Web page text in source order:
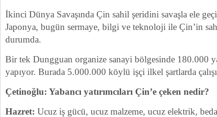
İkinci Dünya Savaşında Çin sahil şeridini savaşla ele
Japonya, bugün sermaye, bilgi ve teknoloji ile Çin’in
durumda.
Bir tek Dungguan organize sanayi bölgesinde 180.000
yapıyor. Burada 5.000.000 köylü işçi ilkel şartlarda
Çetinoğlu: Yabancı yatırımcıları Çin’e çeken nedir?
Hazret: Ucuz iş gücü, ucuz malzeme, ucuz elektrik,